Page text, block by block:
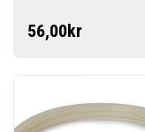
56,00kr